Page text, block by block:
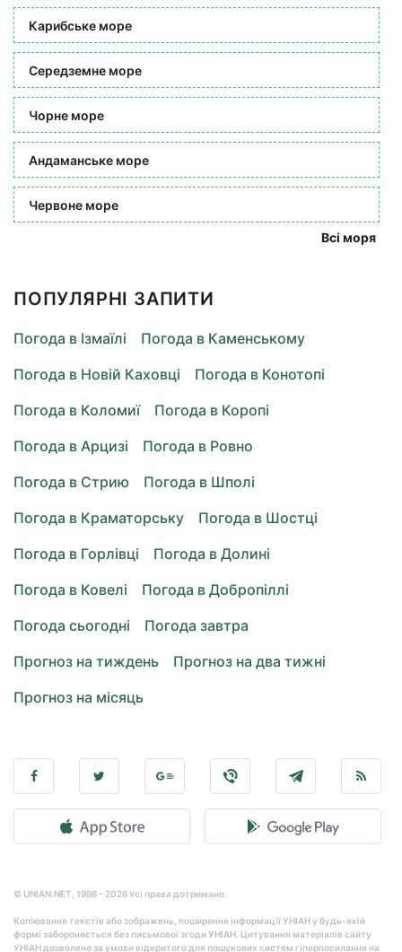
Карибське море
Середземне море
Чорне море
Андаманське море
Червоне море
Всі моря
ПОПУЛЯРНІ ЗАПИТИ
Погода в Ізмаїлі
Погода в Каменському
Погода в Новій Каховці
Погода в Конотопі
Погода в Коломиї
Погода в Коропі
Погода в Арцизі
Погода в Ровно
Погода в Стрию
Погода в Шполі
Погода в Краматорську
Погода в Шостці
Погода в Горлівці
Погода в Долині
Погода в Ковелі
Погода в Добропіллі
Погода сьогодні
Погода завтра
Прогноз на тиждень
Прогноз на два тижні
Прогноз на місяць
© UNIAN.NET, 1998 - 2026 Усі права дотримано.
Копіювання текстів або зображень, поширення інформації УНІАН у будь-якій
формі забороняється без письмової згоди УНІАН. Цитування матеріалів сайту
УНІАН дозволено за умови відкритого для пошукових систем гіперпосилання на